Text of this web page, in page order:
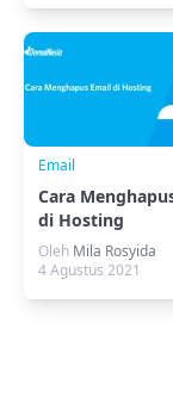
Email
Cara
di Hosting
Oleh Mila Rosyida
4 Agustus 2021